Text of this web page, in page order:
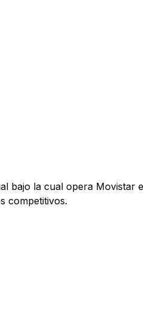
bajo la cual opera
competitivos.